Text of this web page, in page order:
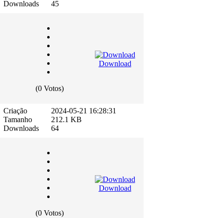
Downloads 45
(0 Votos)
Download
Criação
Tamanho
Downloads
2024-05-21 16:28:31
212.1 KB
64
(0 Votos)
Download